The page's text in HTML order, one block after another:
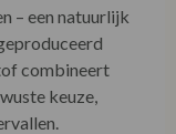
– een natuurlijk
combineert
keuze,